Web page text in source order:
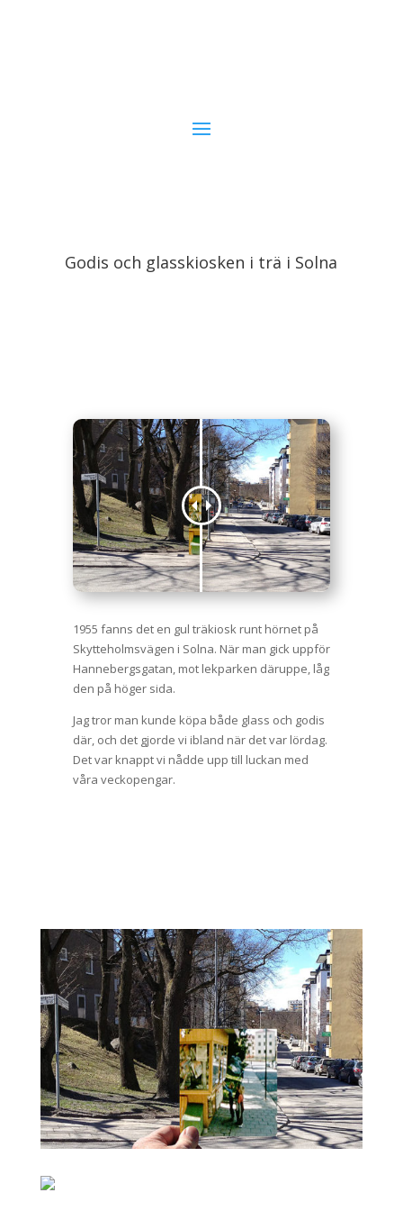
Godis och glasskiosken i trä i Solna
1955 fanns det en gul träkiosk runt hörnet på
Skytteholmsvägen i Solna. När man gick uppför
Hannebergsgatan, mot lekparken däruppe, låg
den på höger sida.
Jag tror man kunde köpa både glass och godis
där, och det gjorde vi ibland när det var lördag.
Det var knappt vi nådde upp till luckan med
våra veckopengar.